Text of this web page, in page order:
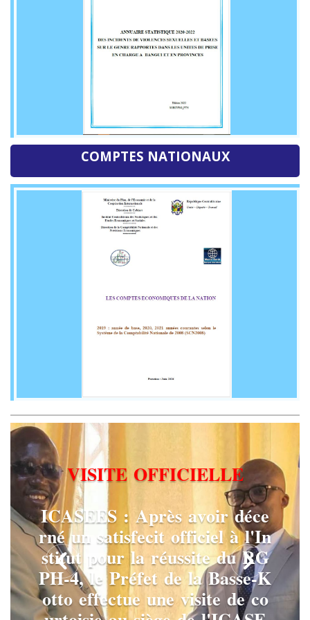
COMPTES NATIONAUX
VISITE OFFICIELLE
ICASEES : A è i r déce
rné un satisfecit officiel à l'In
stitut pour la réussite du RG
PH-4, le Pr éfe t de la Basse-K
otto effectue une visite de co
urto isie au siège de l'ICASE